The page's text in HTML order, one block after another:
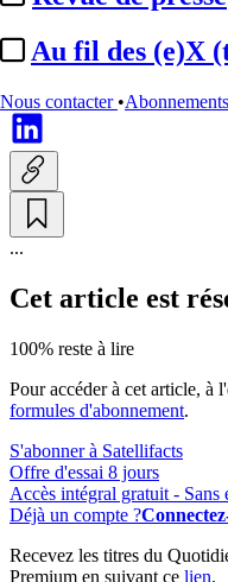
Au fil des (e)X
Nous contacter •
faisons ...
Actualité n° 348305|Publié
...
Cet article est
100% reste à lire
Pour accéder à cet article, à
formules d'abonnement.
S'abonner à Satellifacts
Offre d'essai 8 jours
Accès intégral gratuit - Sans
Déjà un compte ?
Recevez les titres du
Premium en suivant ce lien.